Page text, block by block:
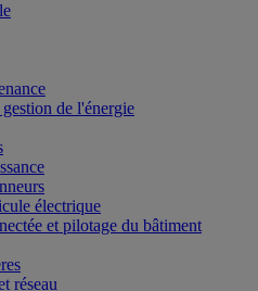
de l'énergie
électrique
et pilotage du bâtiment
réseau